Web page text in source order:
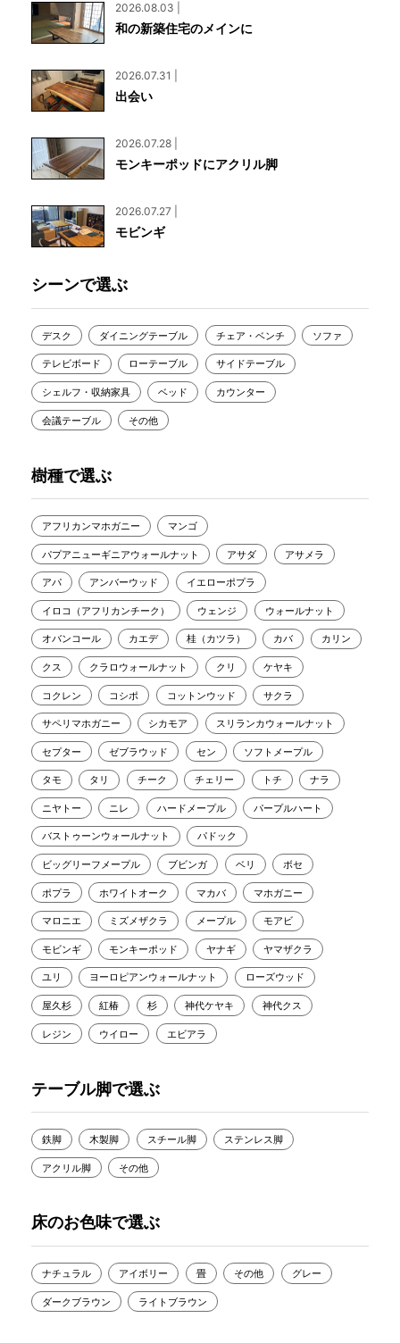
2026.08.03 |
和の新築住宅のメインに
2026.07.31 |
出会い
2026.07.28 |
モンキーポッドにアクリル脚
2026.07.27 |
モビンギ
シーンで選ぶ
デスク ダイニングテーブル チェア・ベンチ ソファ
テレビボード ローテーブル サイドテーブル
シェルフ・収納家具 ベッド カウンター
会議テーブル その他
樹種で選ぶ
アフリカンマホガニー マンゴ
パプアニューギニアウォールナット アサダ アサメラ
アパ アンバーウッド イエローポプラ
イロコ（アフリカンチーク） ウェンジ ウォールナット
オバンコール カエデ 桂（カツラ） カバ カリン
クス クラロウォールナット クリ ケヤキ
コクレン コシポ コットンウッド サクラ
サペリマホガニー シカモア スリランカウォールナット
セプター ゼブラウッド セン ソフトメープル
タモ タリ チーク チェリー トチ ナラ
ニヤトー ニレ ハードメープル パープルハート
バストゥーンウォールナット パドック
ビッグリーフメープル ブビンガ ベリ ボセ
ポプラ ホワイトオーク マカバ マホガニー
マロニエ ミズメザクラ メープル モアビ
モビンギ モンキーポッド ヤナギ ヤマザクラ
ユリ ヨーロピアンウォールナット ローズウッド
屋久杉 紅椿 杉 神代ケヤキ 神代クス
レジン ウイロー エビアラ
テーブル脚で選ぶ
鉄脚 木製脚 スチール脚 ステンレス脚
アクリル脚 その他
床のお色味で選ぶ
ナチュラル アイボリー 畳 その他 グレー
ダークブラウン ライトブラウン